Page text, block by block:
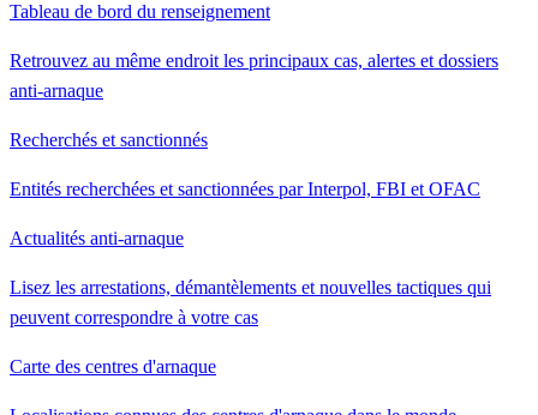
Tableau de bord du renseignement
Retrouvez au même endroit les principaux cas, alertes et dossiers
anti-arnaque
Recherchés et sanctionnés
Entités recherchées et sanctionnées par Interpol, FBI et OFAC
Actualités anti-arnaque
Lisez les arrestations, démantèlements et nouvelles tactiques qui
peuvent correspondre à votre cas
Carte des centres d'arnaque